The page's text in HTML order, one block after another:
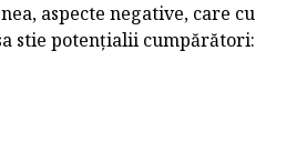
aspecte negative, care cu
stie potențialii cumpărători: